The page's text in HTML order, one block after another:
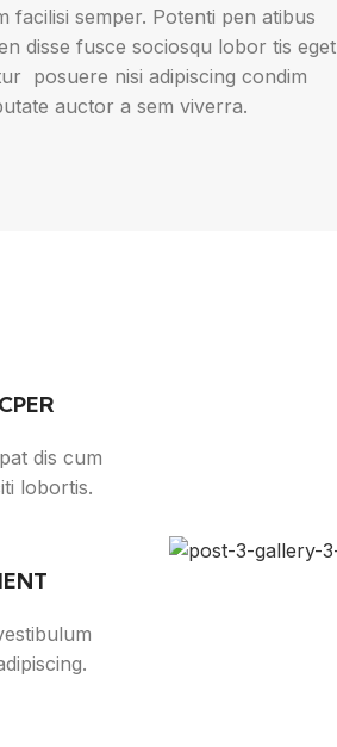
facilisi semper. Potenti pen atibus
disse fusce sociosqu lobor tis eget
posuere nisi adipiscing condim
auctor a sem viverra.
dis cum
lobortis.